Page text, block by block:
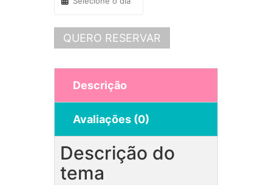
QUERO RESERVAR
Descrição
Avaliações (0)
Descrição do
tema